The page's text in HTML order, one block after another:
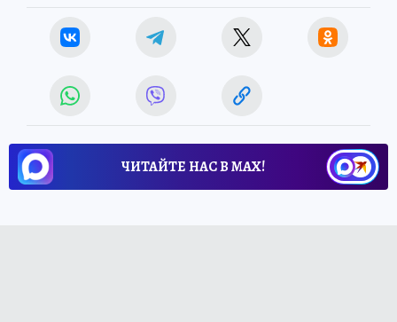
ЧИТАЙТЕ НАС В МАХ!